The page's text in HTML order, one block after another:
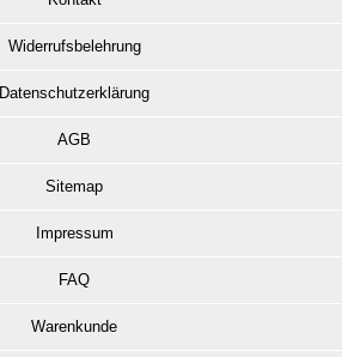
Widerrufsbelehrung
Datenschutzerklärung
AGB
Sitemap
Impressum
FAQ
Warenkunde